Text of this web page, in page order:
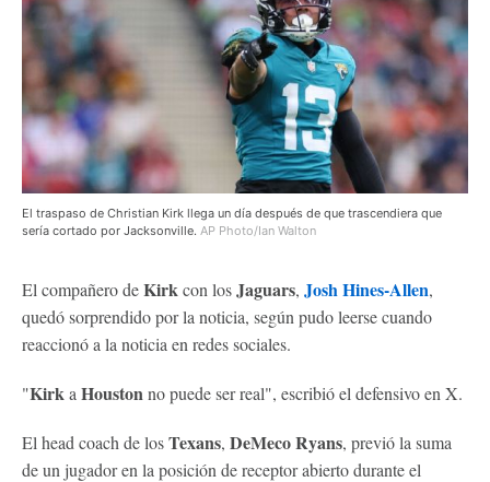
El traspaso de Christian Kirk llega un día después de que trascendiera que
sería cortado por Jacksonville. AP Photo/Ian Walton
El compañero deKirkcon losJaguars, Josh Hines-Allen,
quedó sorprendido por la noticia, según pudo leerse cuando
reaccionó a la noticia en redes sociales.
"Kirka Houstonno puede ser real", escribió el defensivo en X.
El head coach de losTexans, DeMeco Ryans, previó la suma
de un jugador en la posición de receptor abierto durante el